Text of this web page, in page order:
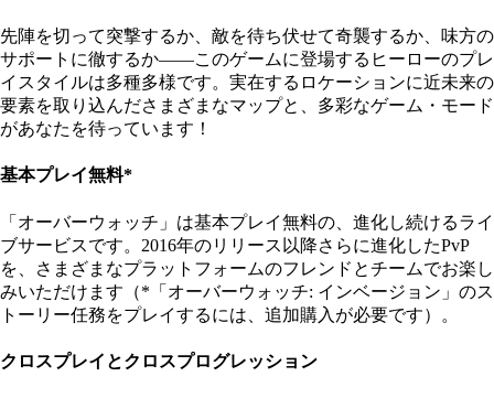
先陣を切って突撃するか、敵を待ち伏せて奇襲するか、味方の
サポートに徹するか——このゲームに登場するヒーローのプレ
イスタイルは多種多様です。実在するロケーションに近未来の
要素を取り込んださまざまなマップと、多彩なゲーム・モード
があなたを待っています！
基本プレイ無料*
「オーバーウォッチ」は基本プレイ無料の、進化し続けるライ
ブサービスです。2016年のリリース以降さらに進化したPvP
を、さまざまなプラットフォームのフレンドとチームでお楽し
みいただけます（*「オーバーウォッチ: インベージョン」のス
トーリー任務をプレイするには、追加購入が必要です）。
クロスプレイとクロスプログレッション